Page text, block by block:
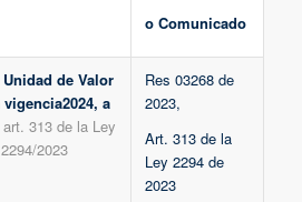
o Comunicado
Unidad de Valor
a
313 de la Ley
2023
Res 03268 de
2023,
Art. 313 de la
Ley 2294 de
2023